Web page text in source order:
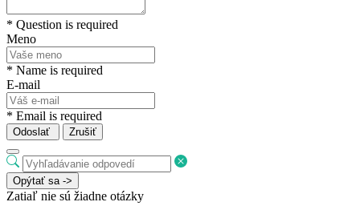
* Question is required
Meno
* Name is required
E-mail
* Email is required
Odoslať Zrušiť
Opýtať sa ->
Zatiaľ nie sú žiadne otázky